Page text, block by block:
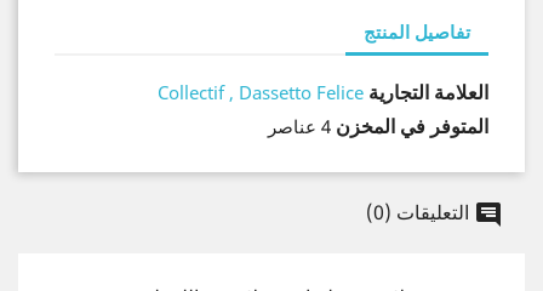
تفاصيل المنتج
العلامة التجارية Collectif , Dassetto Felice
المتوفر في المخزن 4 عناصر
التعليقات (0)